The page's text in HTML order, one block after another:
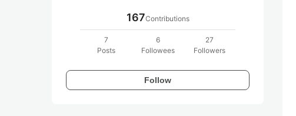
167Contributions
7
Posts
6
Followees
27
Followers
Follow